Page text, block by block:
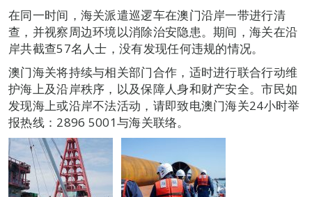
在同一时间，海关派遣巡逻车在澳门沿岸一带进行清
查，并视察周边环境以消除治安隐患。期间，海关在沿
岸共截查57名人士，没有发现任何违规的情况。
澳门海关将持续与相关部门合作，适时进行联合行动维
护海上及沿岸秩序，以及保障人身和财产安全。市民如
发现海上或沿岸不法活动，请即致电澳门海关24小时举
报热线：2896 5001与海关联络。